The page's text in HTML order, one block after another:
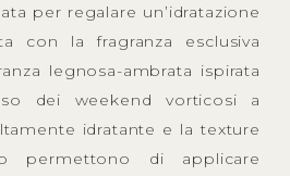
per regalare un’idratazione
con la fragranza esclusiva
legnosa-ambrata ispirata
dei weekend vorticosi a
idratante e la texture
permettono di applicare